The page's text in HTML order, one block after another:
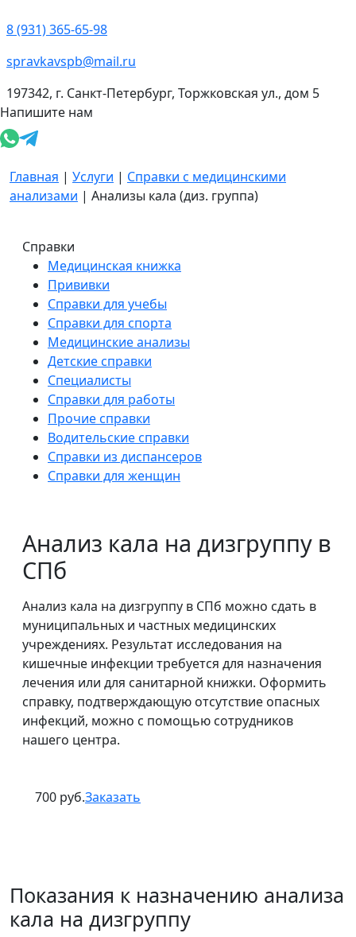
8 (931) 365-65-98
spravkavspb@mail.ru
197342, г. Санкт-Петербург, Торжковская ул., дом 5
Напишите нам
Главная | Услуги | Справки с медицинскими
анализами | Анализы кала (диз. группа)
Справки
Медицинская книжка
Прививки
Справки для учебы
Справки для спорта
Медицинские анализы
Детские справки
Специалисты
Справки для работы
Прочие справки
Водительские справки
Справки из диспансеров
Справки для женщин
Анализ кала на дизгруппу в
СПб
Анализ кала на дизгруппу в СПб можно сдать в
муниципальных и частных медицинских
учреждениях. Результат исследования на
кишечные инфекции требуется для назначения
лечения или для санитарной книжки. Оформить
справку, подтверждающую отсутствие опасных
инфекций, можно с помощью сотрудников
нашего центра.
700 руб.Заказать
Показания к назначению анализа
кала на дизгруппу